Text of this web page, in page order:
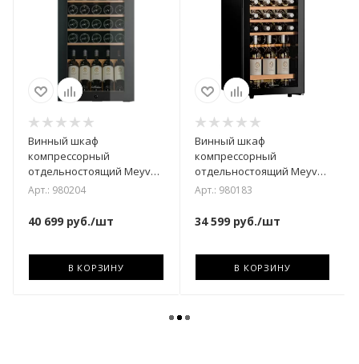
Винный шкаф
компрессорный
отдельностоящий Meyvel
MV30-KBF1
Арт.: 980204
40 699 руб./шт
В КОРЗИНУ
Винный шкаф
компрессорный
отдельностоящий Meyvel
MV28-KBF1
Арт.: 980183
34 599руб./шт
В КОРЗИНУ